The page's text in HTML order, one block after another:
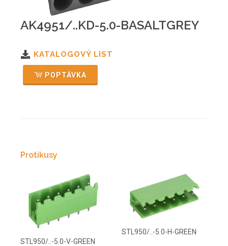
AK4951/..KD-5.0-BASALTGREY
KATALOGOVÝ LIST
POPTÁVKA
Protikusy
STL950/..-5.0-V-GREEN
STL950/..-5.0-H-GREEN